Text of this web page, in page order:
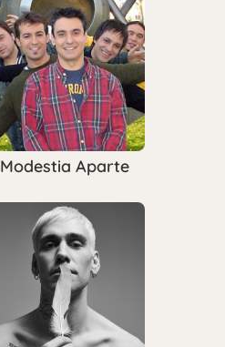
Modestia Aparte